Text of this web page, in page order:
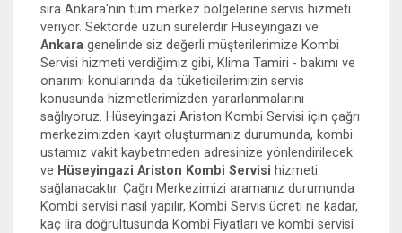
sıra Ankara'nın tüm merkez bölgelerine servis hizmeti
veriyor. Sektörde uzun sürelerdir Hüseyingazi ve
Ankara genelinde siz değerli müşterilerimize Kombi
Servisi hizmeti verdiğimiz gibi, Klima Tamiri - bakımı ve
onarımı konularında da tüketicilerimizin servis
konusunda hizmetlerimizden yararlanmalarını
sağlıyoruz. Hüseyingazi Ariston Kombi Servisi için çağrı
merkezimizden kayıt oluşturmanız durumunda, kombi
ustamız vakit kaybetmeden adresinize yönlendirilecek
ve Hüseyingazi Ariston Kombi Servisi hizmeti
sağlanacaktır. Çağrı Merkezimizi aramanız durumunda
Kombi servisi nasıl yapılır, Kombi Servis ücreti ne kadar,
kaç lira doğrultusunda Kombi Fiyatları ve kombi servisi